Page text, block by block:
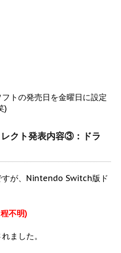
トの発売日を金曜日に設定
)
クト発表内容③：ドラ
すが、Nintendo Switch版ド
不明)
ました。